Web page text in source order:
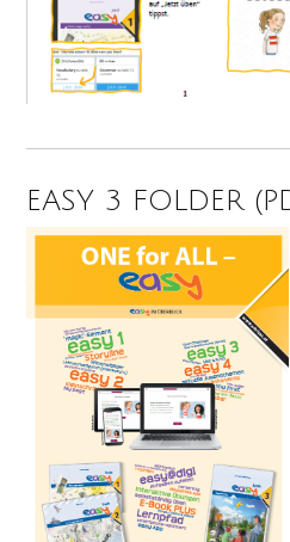
EASY 3 FOLDER